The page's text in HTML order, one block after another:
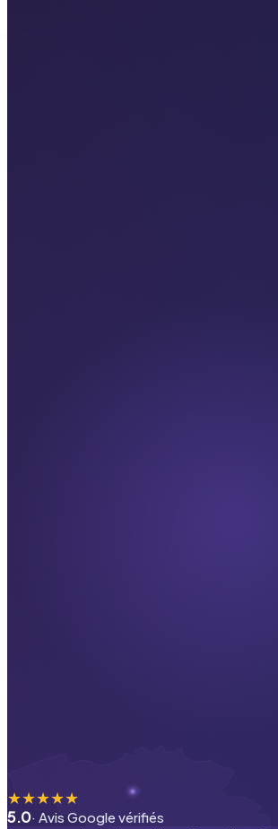
★★★★★
5.0· Avis Google vérifiés